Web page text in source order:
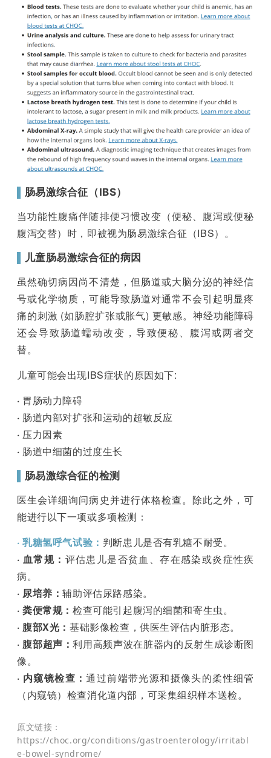
肠易激综合征（IBS）
当功能性腹痛伴随排便习惯改变（便秘、腹泻或便秘
腹泻交替）时，即被视为肠易激综合征（IBS）。
儿童肠易激综合征的病因
虽然确切病因尚不清楚，但肠道或大脑分泌的神经信
号或化学物质，可能导致肠道对通常不会引起明显疼
痛的刺激 (如肠腔扩张或胀气) 更敏感。神经功能障碍
还会导致肠道蠕动改变，导致便秘、腹泻或两者交
替。
儿童可能会出现IBS症状的原因如下:
· 胃肠动力障碍
· 肠道内部对扩张和运动的超敏反应
· 压力因素
· 肠道中细菌的过度生长
肠易激综合征的检测
医生会详细询问病史并进行体格检查。除此之外，可
能进行以下一项或多项检测：
· 乳糖氢呼气试验： 判断患儿是否有乳糖不耐受。
· 血常规： 评估患儿是否贫血、存在感染或炎症性疾
病。
· 尿培养：辅助评估尿路感染。
·粪便常规：检查可能引起腹泻的细菌和寄生虫。
· 腹部X光：基础影像检查，供医生评估内脏形态。
· 腹部超声：利用高频声波在脏器内的反射生成诊断图
像。
· 内窥镜检查：通过前端带光源和摄像头的柔性细管
（内窥镜）检查消化道内部，可采集组织样本送检。
原文链接：
https://choc.org/conditions/gastroenterology/irritabl
e-bowel-syndrome/